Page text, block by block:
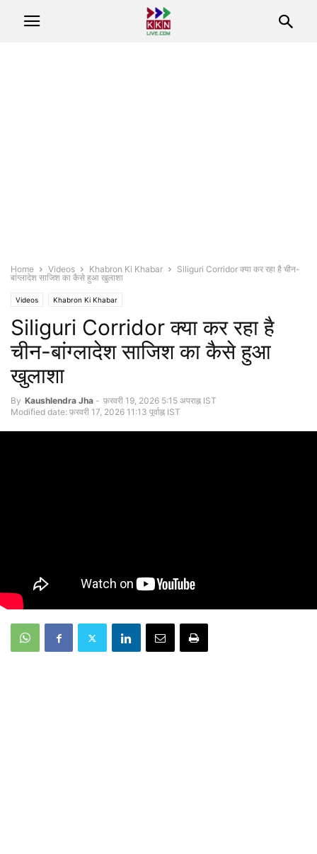
Home Videos Khabron Ki Khabar
Siliguri Corridor क्या कर रहा है चीन-
बांग्लादेश साजिश का कैसे हुआ खुलाशा
Videos Khabron Ki Khabar
Siliguri Corridor क्या कर रहा है
चीन-बांग्लादेश साजिश का कैसे हुआ
खुलाशा
By Kaushlendra Jha - फ़रवरी 19, 2026 5:15 अपराह्न IST
Modified date: फ़रवरी 17, 2026 11:13 पूर्वाह्न IST